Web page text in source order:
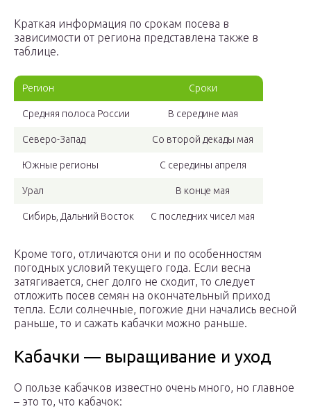
Краткая информация по срокам посева в
зависимости от региона представлена также в
таблице.
Регион Сроки
Средняя полоса России В середине мая
Северо-Запад Со второй декады мая
Южные регионы С середины апреля
Урал В конце мая
Сибирь, Дальний Восток С последних чисел мая
Кроме того, отличаются они и по особенностям
погодных условий текущего года. Если весна
затягивается, снег долго не сходит, то следует
отложить посев семян на окончательный приход
тепла. Если солнечные, погожие дни начались весной
раньше, то и сажать кабачки можно раньше.
Кабачки — выращивание и уход
О пользе кабачков известно очень много, но главное
– это то, что кабачок: